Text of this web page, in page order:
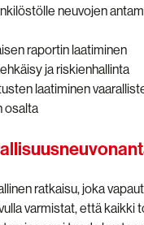
neuvojen
raportin laatiminen
ja riskienhallinta
laatiminen
osalta
ratkaisu, joka
varmistat, että